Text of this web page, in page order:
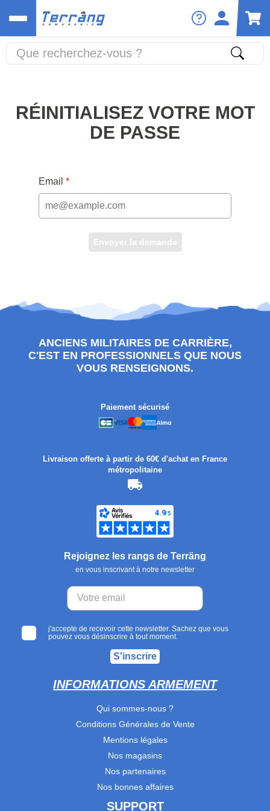
RÉINITIALISEZ VOTRE MOT
DE PASSE
Email
Envoyer la demande
ANCIENS MILITAIRES DE CARRIÈRE,
C'EST EN PROFESSIONNELS QUE NOUS
VOUS RENSEIGNONS.
Paiement sécurisé
Livraison offerte à partir de 60€ d'achat en France
métropolitaine
Rejoignez les rangs de Terräng
en vous inscrivant à notre newsletter
j'accepte de recevoir cette newsletter. Sachez que vous
pouvez vous désinscrire à tout moment.
S'inscrire
INFORMATIONS ARMEMENT
Qui sommes-nous ?
Conditions Générales de Vente
Mentions légales
Nos magasins
Nos partenaires
Nos bonnes affaires
SUPPORT